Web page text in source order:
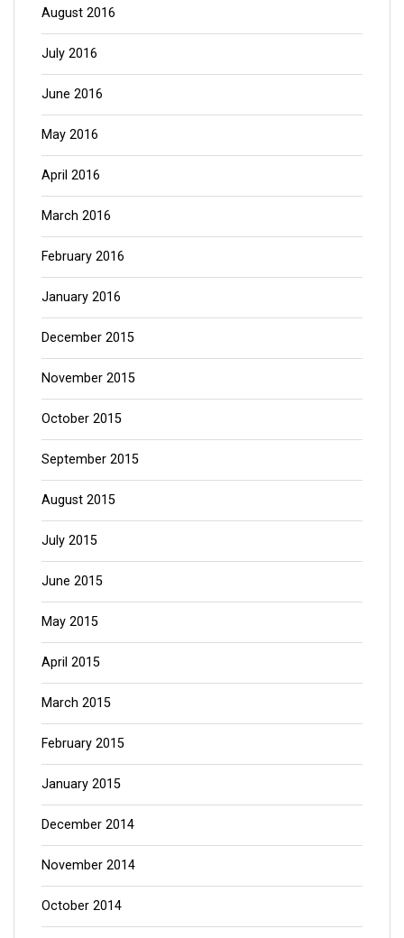
August 2016
July 2016
June 2016
May 2016
April 2016
March 2016
February 2016
January 2016
December 2015
November 2015
October 2015
September 2015
August 2015
July 2015
June 2015
May 2015
April 2015
March 2015
February 2015
January 2015
December 2014
November 2014
October 2014